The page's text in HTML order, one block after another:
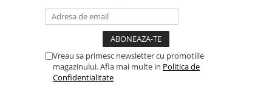
Vreau sa primesc newsletter cu promotiile
magazinului. Afla mai multe in Politica de
Confidentialitate